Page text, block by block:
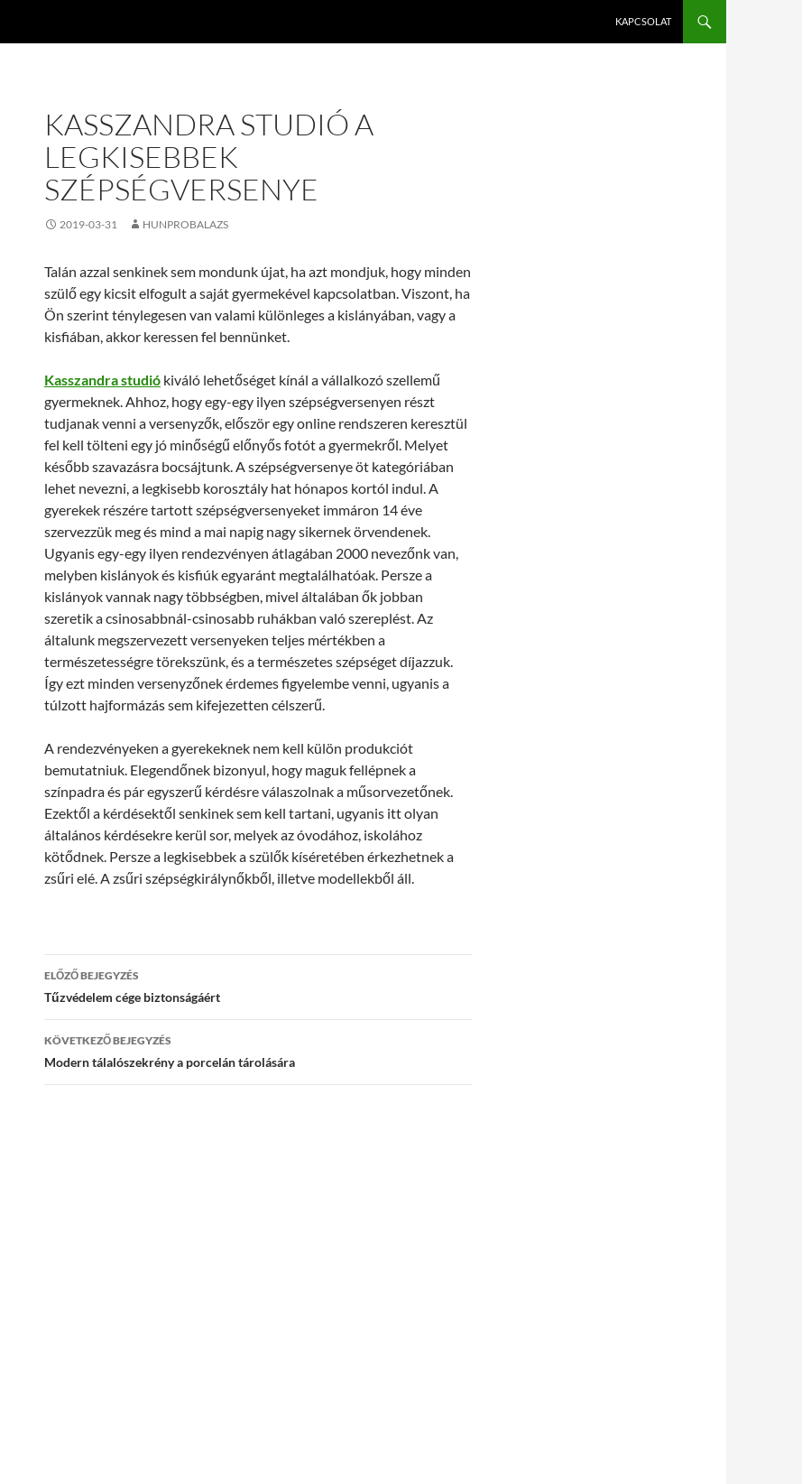
KAPCSOLAT
KASSZANDRA STUDIÓ A
LEGKISEBBEK
SZÉPSÉGVERSENYE
2019-03-31 HUNPROBALAZS
Talán azzal senkinek sem mondunk újat, ha azt mondjuk, hogy minden
szülő egy kicsit elfogult a saját gyermekével kapcsolatban. Viszont, ha
Ön szerint ténylegesen van valami különleges a kislányában, vagy a
kisfiában, akkor keressen fel bennünket.
Kasszandra studió kiváló lehetőséget kínál a vállalkozó szellemű
gyermeknek. Ahhoz, hogy egy-egy ilyen szépségversenyen részt
tudjanak venni a versenyzők, először egy online rendszeren keresztül
fel kell tölteni egy jó minőségű előnyős fotót a gyermekről. Melyet
később szavazásra bocsájtunk. A szépségversenye öt kategóriában
lehet nevezni, a legkisebb korosztály hat hónapos kortól indul. A
gyerekek részére tartott szépségversenyeket immáron 14 éve
szervezzük meg és mind a mai napig nagy sikernek örvendenek.
Ugyanis egy-egy ilyen rendezvényen átlagában 2000 nevezőnk van,
melyben kislányok és kisfiúk egyaránt megtalálhatóak. Persze a
kislányok vannak nagy többségben, mivel általában ők jobban
szeretik a csinosabbnál-csinosabb ruhákban való szereplést. Az
általunk megszervezett versenyeken teljes mértékben a
természetességre törekszünk, és a természetes szépséget díjazzuk.
Így ezt minden versenyzőnek érdemes figyelembe venni, ugyanis a
túlzott hajformázás sem kifejezetten célszerű.
A rendezvényeken a gyerekeknek nem kell külön produkciót
bemutatniuk. Elegendőnek bizonyul, hogy maguk fellépnek a
színpadra és pár egyszerű kérdésre válaszolnak a műsorvezetőnek.
Ezektől a kérdésektől senkinek sem kell tartani, ugyanis itt olyan
általános kérdésekre kerül sor, melyek az óvodához, iskolához
kötődnek. Persze a legkisebbek a szülők kíséretében érkezhetnek a
zsűri elé. A zsűri szépségkirálynőkből, illetve modellekből áll.
Bejegyzés
navigáció
ELŐZŐ BEJEGYZÉS
Tűzvédelem cége biztonságáért
KÖVETKEZŐ BEJEGYZÉS
Modern tálalószekrény a porcelán tárolására